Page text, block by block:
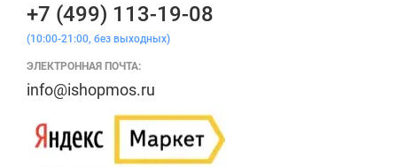
+7 (499) 113-19-08
(10:00-21:00, без выходных)
ЭЛЕКТРОННАЯ ПОЧТА:
info@ishopmos.ru